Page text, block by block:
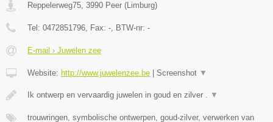
Reppelerweg75, 3990 Peer (Limburg)
Tel: 0472851796, Fax: -, BTW-nr: -
E-mail › Juwelen zee
Website: http://www.juwelenzee.be Screenshot ▼
Ik ontwerp en vervaardig juwelen in goud en zilver . ▼
trouwringen, symbolische ontwerpen, goud-zilver, verwerken van